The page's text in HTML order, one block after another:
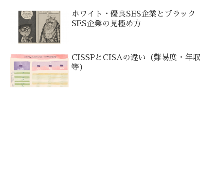
ホワイト・優良SES企業とブラック
SES企業の見極め方
CISSPとCISAの違い（難易度・年収
等）